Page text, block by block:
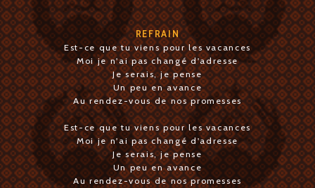
REFRAIN
Est-ce que tu viens pour les vacances
Moi je n'ai pas changé d'adresse
Je serais, je pense
Un peu en avance
Au rendez-vous de nos promesses
Est-ce que tu viens pour les vacances
Moi je n'ai pas changé d'adresse
Je serais, je pense
Un peu en avance
Au rendez-vous de nos promesses